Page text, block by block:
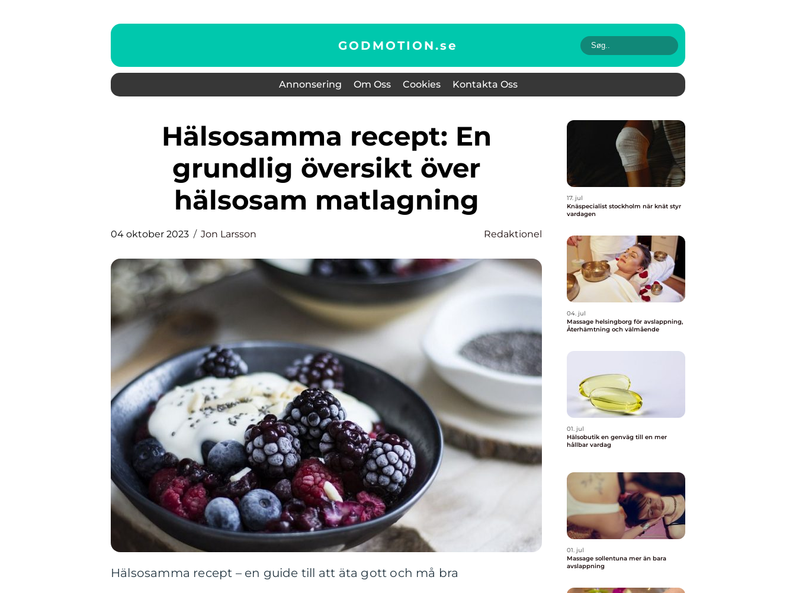
GODMOTION.se
Annonsering Om Oss Cookies Kontakta Oss
Hälsosamma recept: En
grundlig översikt över
hälsosam matlagning
04 oktober 2023 Jon Larsson Redaktionel
Hälsosamma recept – en guide till att äta gott och må bra
17. jul
Knäspecialist stockholm när knät styr
vardagen
04. jul
Massage helsingborg för avslappning,
Återhämtning och välmående
01. jul
Hälsobutik en genväg till en mer
hållbar vardag
01. jul
Massage sollentuna mer än bara
avslappning